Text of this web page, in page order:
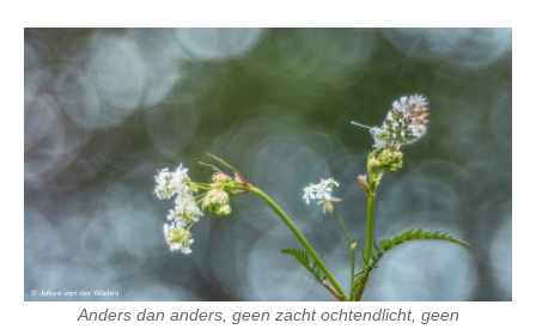
Anders dan anders, geen zacht ochtendlicht, geen